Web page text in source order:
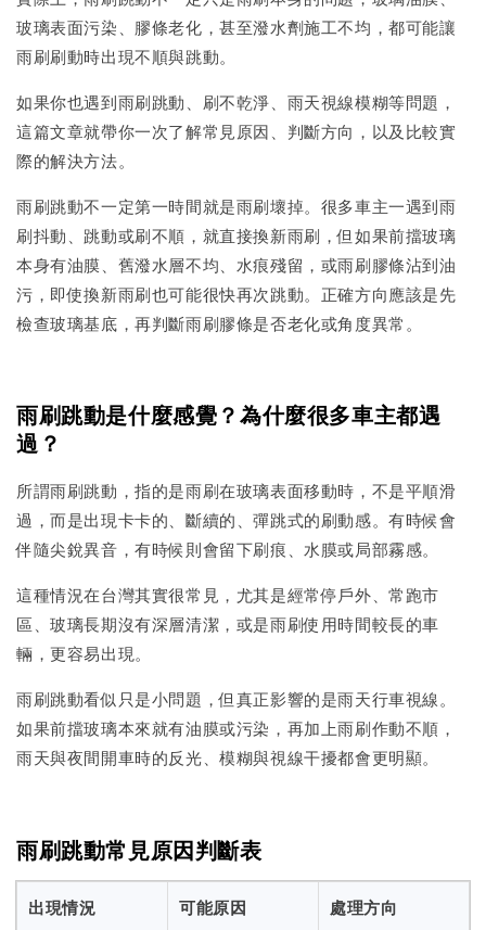
玻璃表面污染、膠條老化，甚至潑水劑施工不均，都可能讓
雨刷刷動時出現不順與跳動。
如果你也遇到雨刷跳動、刷不乾淨、雨天視線模糊等問題，
這篇文章就帶你一次了解常見原因、判斷方向，以及比較實
際的解決方法。
雨刷跳動不一定第一時間就是雨刷壞掉。很多車主一遇到雨
刷抖動、跳動或刷不順，就直接換新雨刷，但如果前擋玻璃
本身有油膜、舊潑水層不均、水痕殘留，或雨刷膠條沾到油
污，即使換新雨刷也可能很快再次跳動。正確方向應該是先
檢查玻璃基底，再判斷雨刷膠條是否老化或角度異常。
雨刷跳動是什麼感覺？為什麼很多車主都遇
過？
所謂雨刷跳動，指的是雨刷在玻璃表面移動時，不是平順滑
過，而是出現卡卡的、斷續的、彈跳式的刷動感。有時候會
伴隨尖銳異音，有時候則會留下刷痕、水膜或局部霧感。
這種情況在台灣其實很常見，尤其是經常停戶外、常跑市
區、玻璃長期沒有深層清潔，或是雨刷使用時間較長的車
輛，更容易出現。
雨刷跳動看似只是小問題，但真正影響的是雨天行車視線。
如果前擋玻璃本來就有油膜或污染，再加上雨刷作動不順，
雨天與夜間開車時的反光、模糊與視線干擾都會更明顯。
雨刷跳動常見原因判斷表
出現情況 可能原因 處理方向